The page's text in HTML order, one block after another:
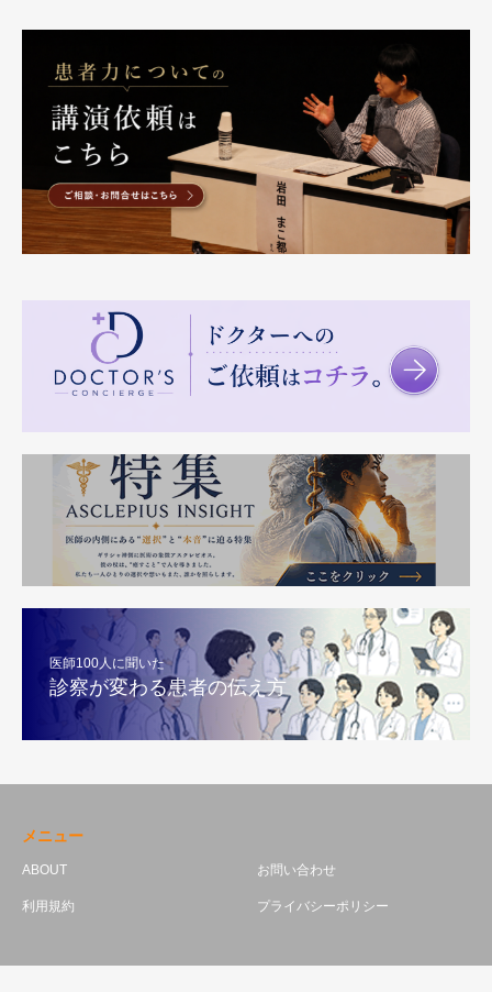
医師100人に聞いた
診察が変わる患者の伝え方
メニュー
ABOUT お問い合わせ
利用規約 プライバシーポリシー